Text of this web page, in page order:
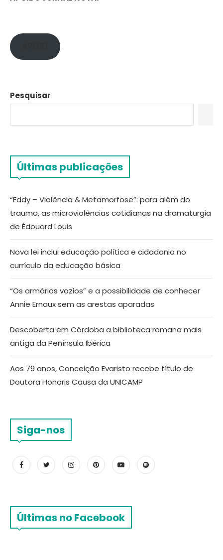
Pesquisar
Últimas publicações
“Eddy – Violência & Metamorfose”: para além do
trauma, as microviolências cotidianas na dramaturgia
de Édouard Louis
Nova lei inclui educação política e cidadania no
currículo da educação básica
“Os armários vazios” e a possibilidade de conhecer
Annie Ernaux sem as arestas aparadas
Descoberta em Córdoba a biblioteca romana mais
antiga da Península Ibérica
Aos 79 anos, Conceição Evaristo recebe título de
Doutora Honoris Causa da UNICAMP
Siga-nos
Últimas no Facebook